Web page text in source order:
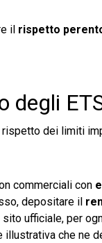
il rispetto
degli
dei limiti
commerciali con
depositare il
ufficiale, per
illustrativa che ne